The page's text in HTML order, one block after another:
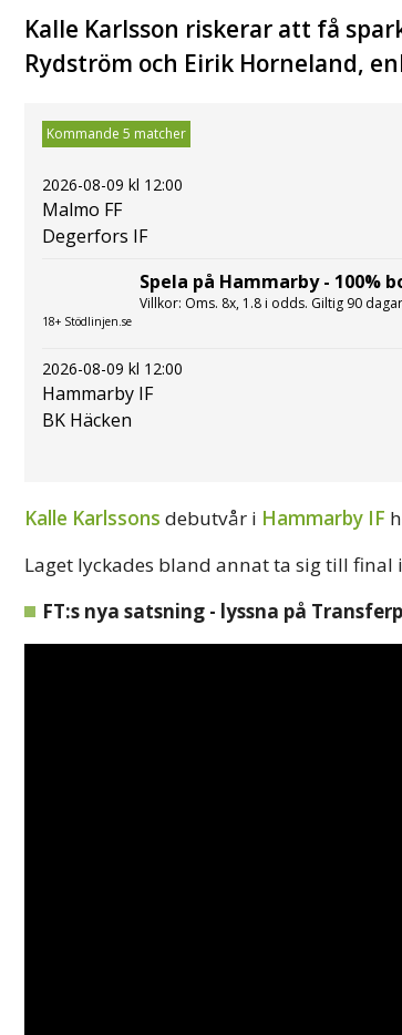
Kalle Karlsson riskerar att få
Rydström och Eirik Horneland,
Kommande 5 matcher
2026-08-09 kl 12:00
Malmo FF
Degerfors IF
18+ Stödlinjen.se
Spela på Hammarby - 100%
Villkor: Oms. 8x, 1.8 i odds. Giltig 90
2026-08-09 kl 12:00
Hammarby IF
BK Häcken
Kalle Karlssons debutvår i Hammarby IF
Laget lyckades bland annat ta sig till
FT:s nya satsning - lyssna på